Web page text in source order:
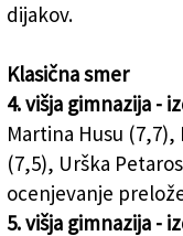
dijakov.
Klasična smer
4. višja gimnazija -
Martina Husu (7,7),
(7,5), Urška
ocenjevanje
5. višja gimnazija -